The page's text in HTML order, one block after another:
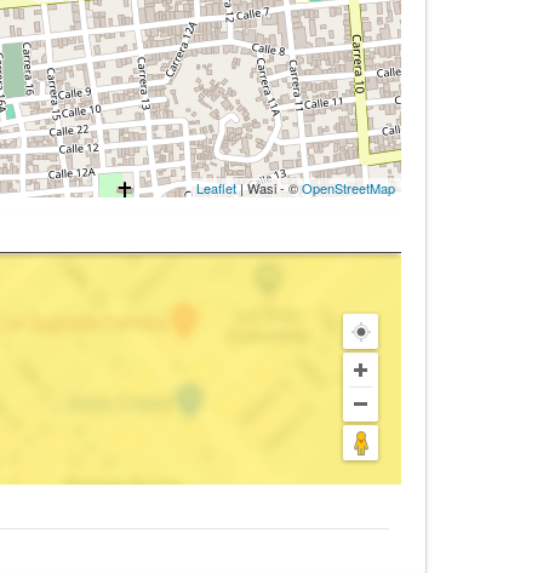
Leaflet| Wasi - ©OpenStreetMap